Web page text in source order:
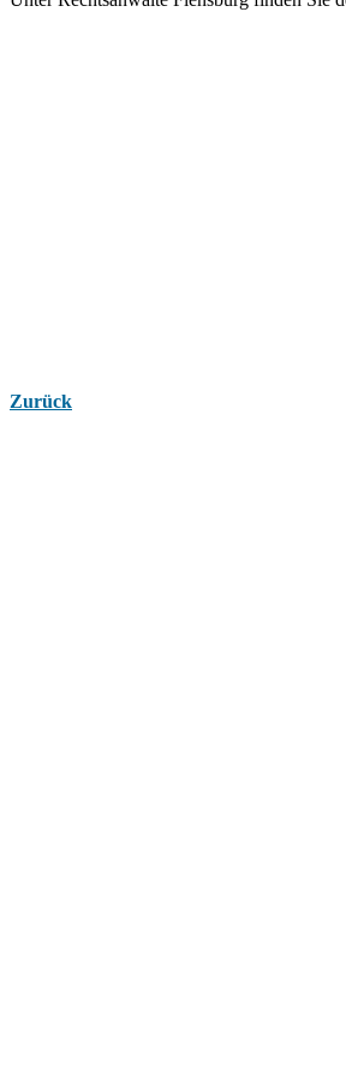
Zurück